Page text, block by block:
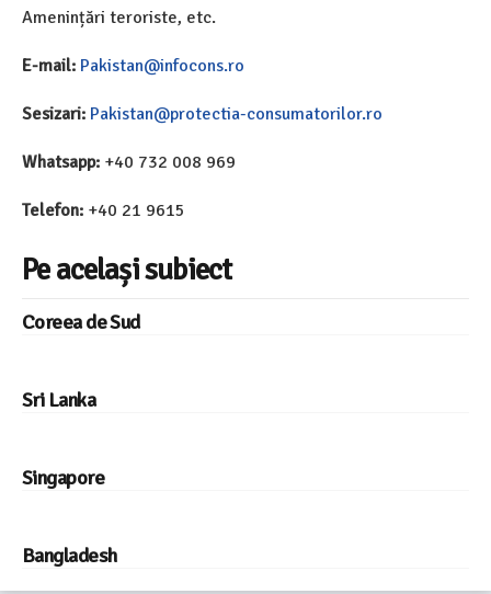
Amenințări teroriste, etc.
E-mail: Pakistan@infocons.ro
Sesizari: Pakistan@protectia-consumatorilor.ro
Whatsapp: +40 732 008 969
Telefon: +40 21 9615
Pe același subiect
Coreea de Sud
Sri Lanka
Singapore
Bangladesh